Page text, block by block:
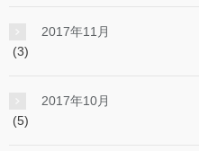
2017年11月
(3)
2017年10月
(5)